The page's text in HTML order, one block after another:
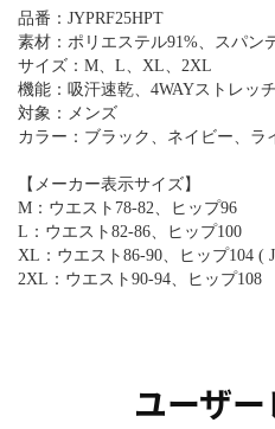
品番：JYPRF25HPT
素材：ポリエステル91%、スパン
サイズ：M、L、XL、2XL
機能：吸汗速乾、4WAYストレッチ
対象：メンズ
カラー：ブラック、ネイビー、ラ
【メーカー表示サイズ】
M：ウエスト78-82、ヒップ96
L：ウエスト82-86、ヒップ100
XL：ウエスト86-90、ヒップ104 (
2XL：ウエスト90-94、ヒップ108
ユーザ